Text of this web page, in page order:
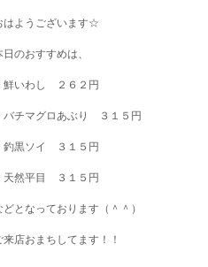
はようございます☆
日のおすすめは、
鮮いわし ２６２円
バチマグロあぶり ３１５円
釣黒ソイ ３１５円
天然平目 ３１５円
どとなっております（＾＾）
来店おまちしてます！！